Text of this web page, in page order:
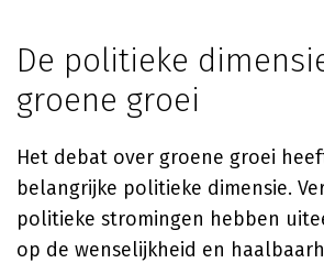
De politieke
groene groei
Het debat over groene groei
belangrijke politieke dimensie.
politieke stromingen hebben
op de wenselijkheid en